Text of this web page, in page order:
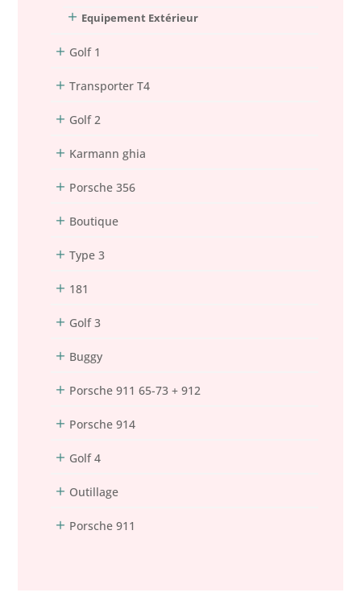
Equipement Extérieur
Golf 1
Transporter T4
Golf 2
Karmann ghia
Porsche 356
Boutique
Type 3
181
Golf 3
Buggy
Porsche 911 65-73 + 912
Porsche 914
Golf 4
Outillage
Porsche 911